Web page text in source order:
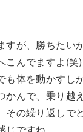
すが、勝ちたい
こんでますよ(笑
も体を動かすし
かんで、乗り越
その繰り返しで
ですね。